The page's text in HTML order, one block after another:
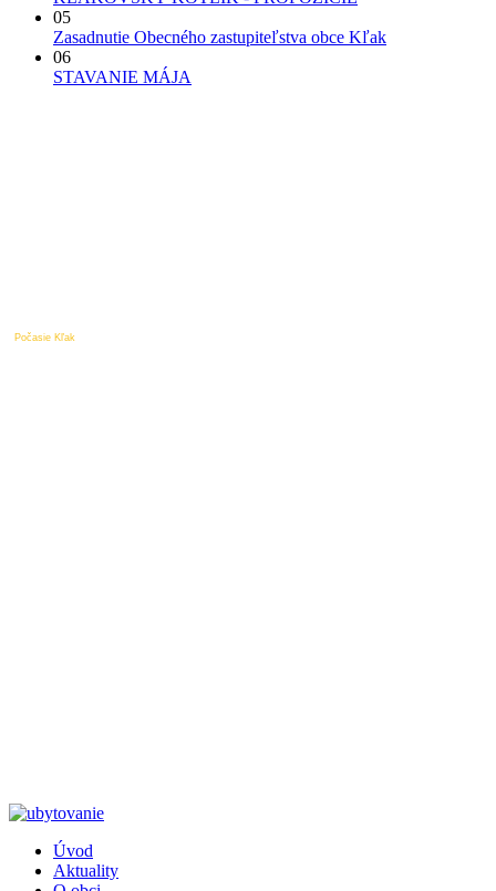
05
Zasadnutie Obecného zastupiteľstva obce Kľak
06
STAVANIE MÁJA
Počasie Kľak
Päta
Úvod
Aktuality